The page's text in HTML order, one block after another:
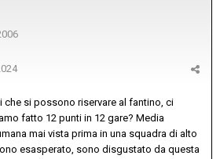
si possono riservare al fantino, ci
fatto 12 punti in 12 gare? Media
mai vista prima in una squadra di alto
esasperato, sono disgustato da questa